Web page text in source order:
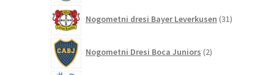
Nogometni dresi Bayer Leverkusen 31izdelkov
Nogometni Dresi Boca Juniors 2izdelka